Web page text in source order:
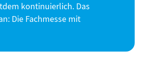
kontinuierlich. Das
Die Fachmesse mit